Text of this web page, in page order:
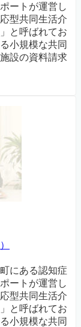
ートが運営し
型共同生活介
と呼ばれてお
小規模な共同
設の資料請求
にある認知症
ートが運営し
型共同生活介
と呼ばれてお
小規模な共同